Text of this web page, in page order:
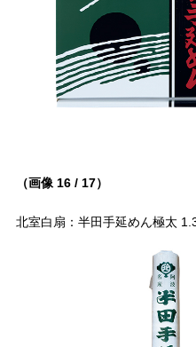
（画像 16 / 17）
北室白扇：半田手延めん極太